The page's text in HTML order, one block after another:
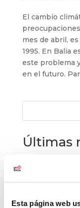
Esta página web
El cambio
mes de abril,
1995. En Balia
este problema
en el futuro.
Últimas
La pobreza